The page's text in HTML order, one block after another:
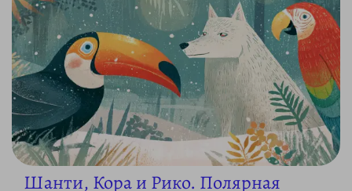
Шанти, Кора и Рико. Полярная